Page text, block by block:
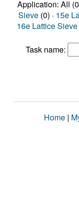
Application: All
Sieve (0) · 15e
16e Lattice
Task name:
Home |